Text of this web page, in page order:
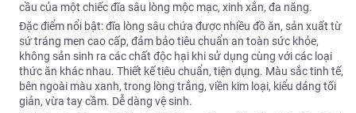
cầu của một chiếc đĩa sâu lòng mộc mạc, xinh xắn, đa năng.
Đặc điểm nổi bật: đĩa lòng sâu chứa được nhiều đồ ăn, sản xuất từ
sứ tráng men cao cấp, đảm bảo tiêu chuẩn an toàn sức khỏe,
không sản sinh ra các chất độc hại khi sử dụng cùng với các loại
thức ăn khác nhau. Thiết kế tiêu chuẩn, tiện dụng. Màu sắc tinh tế,
bên ngoài màu xanh, trong lòng trắng, viền kim loại, kiểu dáng tối
giản, vừa tay cầm. Dễ dàng vệ sinh.